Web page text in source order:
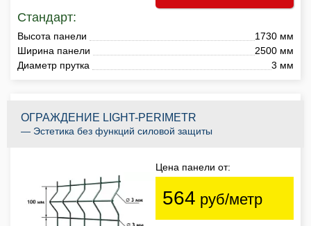
Стандарт:
Высота панели
1730 мм
Ширина панели
2500 мм
Диаметр прутка
3 мм
ОГРАЖДЕНИЕ LIGHT-PERIMETR
— Эстетика без функций силовой защиты
Цена панели от:
564 руб/метр